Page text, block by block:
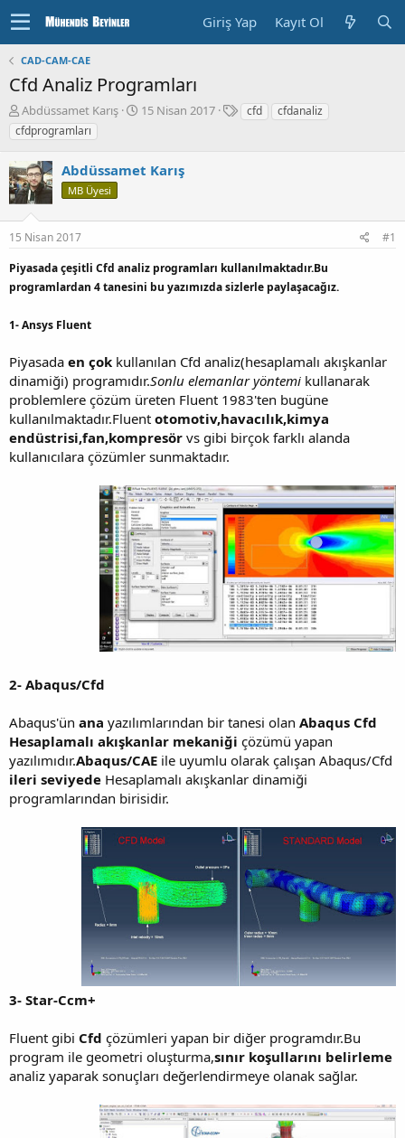
Giriş Yap Kayıt Ol
CAD-CAM-CAE
Cfd Analiz Programları
K
o
n
y
u
b
a
ş
a
t
n
Abdüssamet Karış
B
a
ı
a
r
15 Nisan 2017
E
e
cfd
cfdanaliz
cfdprogramları
Abdüssamet Karış
MB Üyesi
15 Nisan 2017
#1
Piyasada çeşitli Cfd analiz programları kullanılmaktadır.Bu
programlardan 4 tanesini bu yazımızda sizlerle paylaşacağız.
1- Ansys Fluent
Piyasada en çok kullanılan Cfd analiz(hesaplamalı akışkanlar
dinamiği) programıdır.Sonlu elemanlar yöntemi kullanarak
problemlere çözüm üreten Fluent 1983'ten bugüne
kullanılmaktadır.Fluent otomotiv,havacılık,kimya
endüstrisi,fan,kompresör vs gibi birçok farklı alanda
kullanıcılara çözümler sunmaktadır.
2- Abaqus/Cfd
Abaqus'ün ana yazılımlarından bir tanesi olan Abaqus Cfd
Hesaplamalı akışkanlar mekaniği çözümü yapan
yazılımıdır.Abaqus/CAE ile uyumlu olarak çalışan Abaqus/Cfd
ileri seviyede Hesaplamalı akışkanlar dinamiği
programlarından birisidir.
3- Star-Ccm+
Fluent gibi Cfd çözümleri yapan bir diğer programdır.Bu
program ile geometri oluşturma,sınır koşullarını belirleme
analiz yaparak sonuçları değerlendirmeye olanak sağlar.